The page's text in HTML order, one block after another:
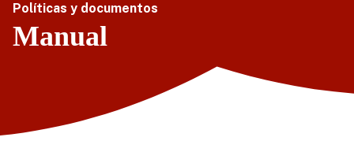
Políticas y documentos
Manual